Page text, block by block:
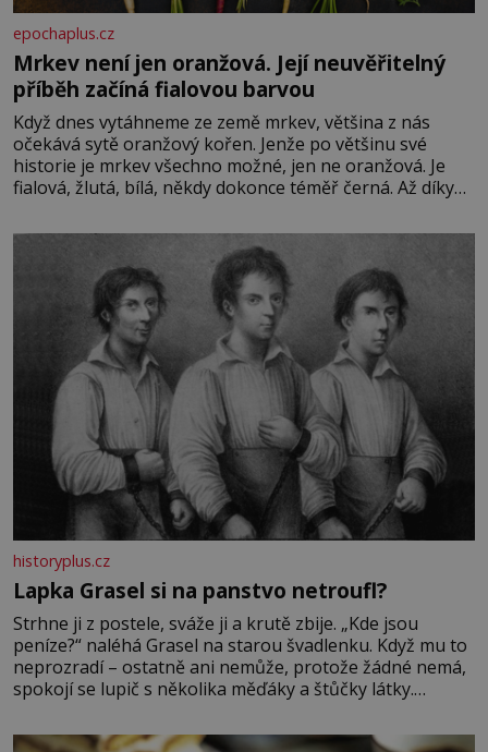
epochaplus.cz
Mrkev není jen oranžová. Její neuvěřitelný
příběh začíná fialovou barvou
Když dnes vytáhneme ze země mrkev, většina z nás
očekává sytě oranžový kořen. Jenže po většinu své
historie je mrkev všechno možné, jen ne oranžová. Je
fialová, žlutá, bílá, někdy dokonce téměř černá. Až díky
bez které si českou zahradu ani nedokážeme představit.
historyplus.cz
Lapka Grasel si na panstvo netroufl?
Strhne ji z postele, sváže ji a krutě zbije. „Kde jsou
peníze?“ naléhá Grasel na starou švadlenku. Když mu to
neprozradí – ostatně ani nemůže, protože žádné nemá,
spokojí se lupič s několika měďáky a štůčky látky.
krutý. Jeho činy budí hrůzu ještě dlouho po jeho smrti